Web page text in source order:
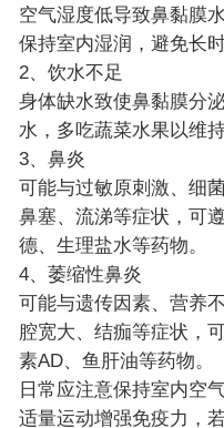
空气湿度低导致鼻黏膜
保持室内湿润，避免长
2、饮水不足
身体缺水致使鼻黏膜分
水，多吃蔬菜水果以维
3、鼻炎
可能与过敏原刺激、细
鼻塞、流涕等症状，可
德、生理盐水等药物。
4、萎缩性鼻炎
可能与遗传因素、营养
腔宽大、结痂等症状，
素AD、鱼肝油等药物。
日常应注意保持室内空
适量运动增强免疫力，